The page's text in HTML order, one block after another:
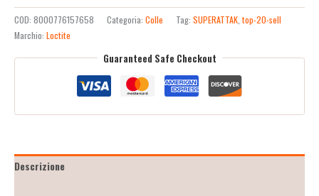
COD: 8000776157658 Categoria: Colle Tag: SUPERATTAK, top-20-sell
Marchio: Loctite
Guaranteed Safe Checkout
Descrizione